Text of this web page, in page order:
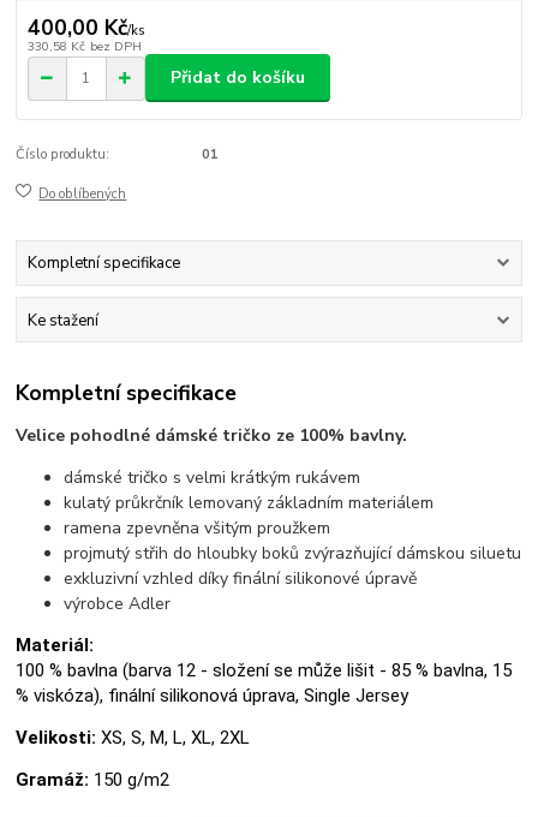
400,00 Kč/ks
330,58 Kč bez DPH
Přidat do košíku
Číslo produktu: 01
Do oblíbených
Kompletní specifikace
Ke stažení
Kompletní specifikace
Velice pohodlné dámské tričko ze 100% bavlny.
dámské tričko s velmi krátkým rukávem
kulatý průkrčník lemovaný základním materiálem
ramena zpevněna všitým proužkem
projmutý střih do hloubky boků zvýrazňující dámskou siluetu
exkluzivní vzhled díky finální silikonové úpravě
výrobce Adler
Materiál:
100 % bavlna (barva 12 - složení se může lišit - 85 % bavlna, 15
% viskóza), finální silikonová úprava, Single Jersey
Velikosti: XS, S, M, L, XL, 2XL
Gramáž: 150 g/m2